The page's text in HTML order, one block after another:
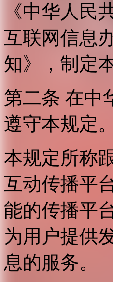
《中华人民
互联网信息
知》，制定
第二条 在中
遵守本规定。
本规定所称
互动传播平
能的传播平
为用户提供
息的服务。